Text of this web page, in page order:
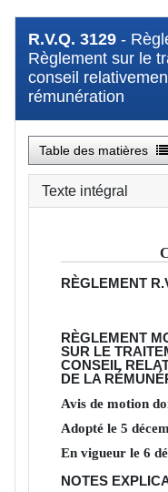
R.V.Q. 3129 -
Règlement sur le
conseil
rémunération
Table des matières
Texte intégral
RÈGLEMENT
RÈGLEMENT
SUR LE
CONSEIL
DE LA
Avis de motion
Adopté le5
En vigueur le6
NOTES